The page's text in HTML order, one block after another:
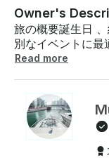
Owner's
旅の概要誕生日
別なイベントに最
ベンチャーを体験
ど、街の象徴的
適さとエンター
ットをお楽しみ
も、リラックスした旅に
Read more